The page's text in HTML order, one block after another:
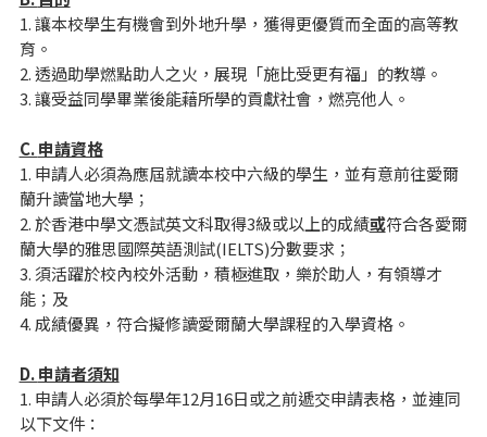
1. 讓本校學生有機會到外地升學，獲得更優質而全面的高等教
育。
2. 透過助學燃點助人之火，展現「施比受更有福」的教導。
3. 讓受益同學畢業後能藉所學的貢獻社會，燃亮他人。
C.申請資格
1. 申請人必須為應屆就讀本校中六級的學生，並有意前往愛爾
蘭升讀當地大學；
2. 於香港中學文憑試英文科取得3級或以上的成績或符合各愛爾
蘭大學的雅思國際英語測試(IELTS)分數要求；
3. 須活躍於校內校外活動，積極進取，樂於助人，有領導才
能；及
4. 成績優異，符合擬修讀愛爾蘭大學課程的入學資格。
D.申請者須知
1. 申請人必須於每學年12月16日或之前遞交申請表格，並連同
以下文件：